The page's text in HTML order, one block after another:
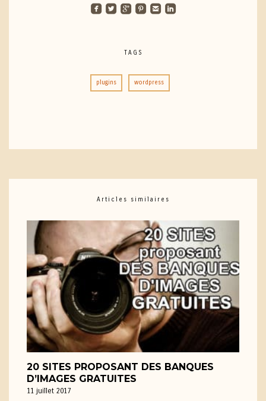
roundedfacebook roundedtwitterbird roundedgoogleplus roundedpinterest roundedemail roundedlinkedin
TAGS
plugins wordpress
Articles similaires
20 SITES PROPOSANT DES BANQUES
D’IMAGES GRATUITES
11 juillet 2017